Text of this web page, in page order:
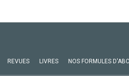
REVUES LIVRES NOS FORMULES